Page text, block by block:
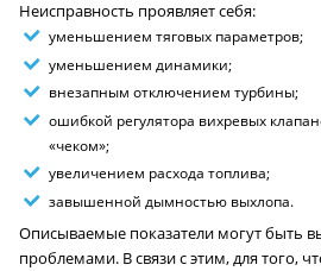
Неисправность проявляет себя:
уменьшением тяговых параметров;
уменьшением динамики;
внезапным отключением турбины;
ошибкой регулятора вихревых
«чеком»;
увеличением расхода топлива;
завышенной дымностью выхлопа.
Описываемые показатели могут быть
проблемами. В связи с этим, для того,